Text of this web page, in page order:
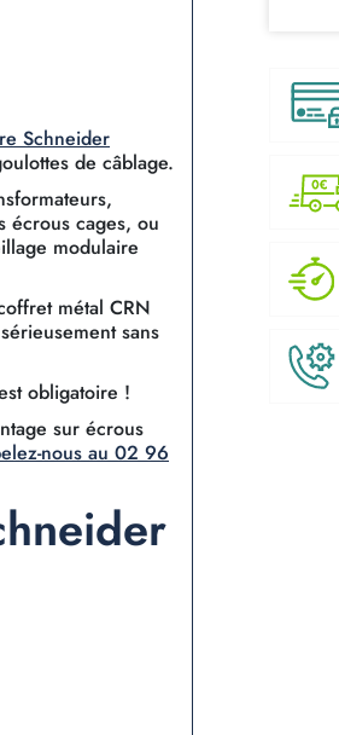
Schneider
de câblage.
écrous cages, ou
modulaire
métal CRN
sans
obligatoire !
sur écrous
nous au 02 96